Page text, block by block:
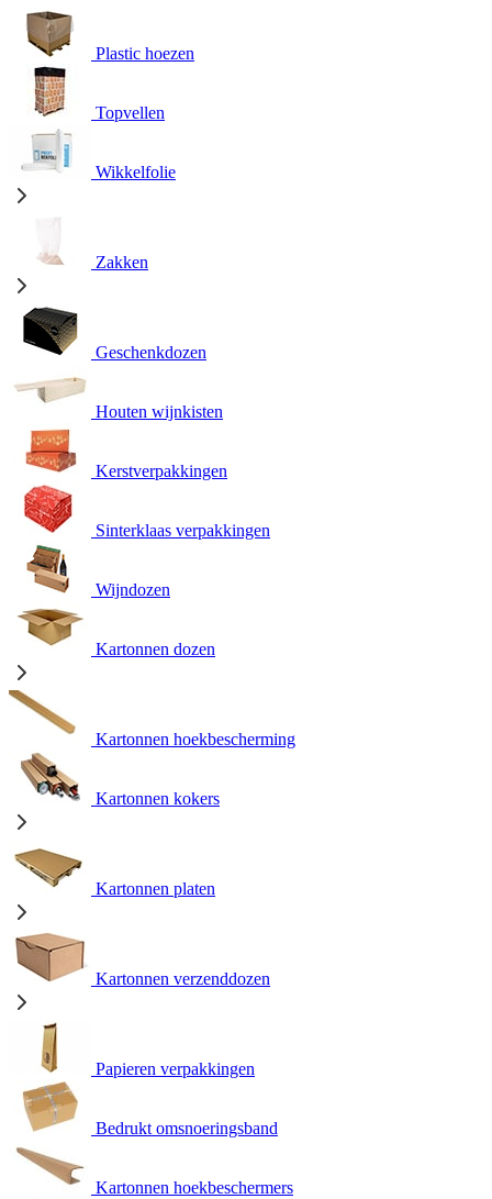
Plastic hoezen
Topvellen
Wikkelfolie
Zakken
Geschenkdozen
Houten wijnkisten
Kerstverpakkingen
Sinterklaas verpakkingen
Wijndozen
Kartonnen dozen
Kartonnen hoekbescherming
Kartonnen kokers
Kartonnen platen
Kartonnen verzenddozen
Papieren verpakkingen
Bedrukt omsnoeringsband
Kartonnen hoekbeschermers